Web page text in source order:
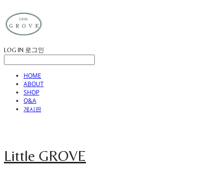
LOG IN 로그인
HOME
ABOUT
SHOP
Q&A
게시판
Little GROVE